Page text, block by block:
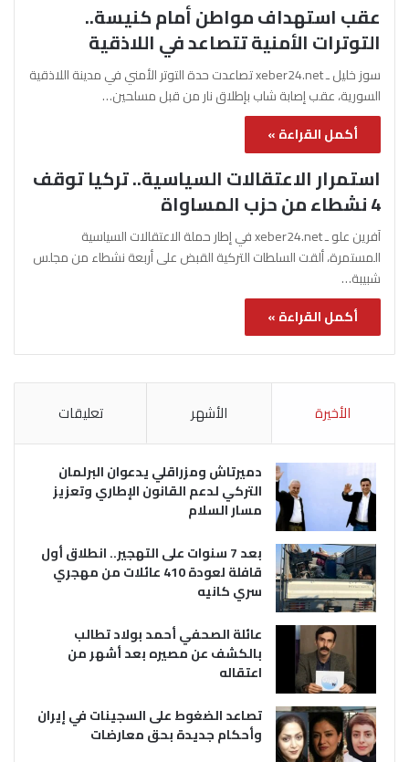
عقب استهداف مواطن أمام كنيسة..
التوترات الأمنية تتصاعد في اللاذقية
سوز خليل ـ xeber24.net تصاعدت حدة التوتر الأمني في مدينة اللاذقية
السورية، عقب إصابة شاب بإطلاق نار من قبل مسلحين…
أكمل القراءة »
استمرار الاعتقالات السياسية.. تركيا توقف
4 نشطاء من حزب المساواة
آفرين علو ـ xeber24.net في إطار حملة الاعتقالات السياسية
المستمرة، ألقت السلطات التركية القبض على أربعة نشطاء من مجلس
شبيبة…
أكمل القراءة »
الأخيرة الأشهر تعليقات
دميرتاش ومزراقلي يدعوان البرلمان
التركي لدعم القانون الإطاري وتعزيز
مسار السلام
بعد 7 سنوات على التهجير.. انطلاق أول
قافلة لعودة 410 عائلات من مهجري
سري كانيه
عائلة الصحفي أحمد بولاد تطالب
بالكشف عن مصيره بعد أشهر من
اعتقاله
تصاعد الضغوط على السجينات في إيران
وأحكام جديدة بحق معارضات